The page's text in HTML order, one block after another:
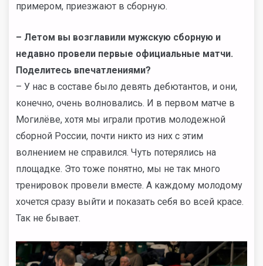
примером, приезжают в сборную.
– Летом вы возглавили мужскую сборную и
недавно провели первые официальные матчи.
Поделитесь впечатлениями?
– У нас в составе было девять дебютантов, и они,
конечно, очень волновались. И в первом матче в
Могилёве, хотя мы играли против молодежной
сборной России, почти никто из них с этим
волнением не справился. Чуть потерялись на
площадке. Это тоже понятно, мы не так много
тренировок провели вместе. А каждому молодому
хочется сразу выйти и показать себя во всей красе.
Так не бывает.